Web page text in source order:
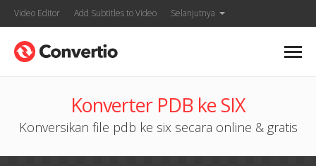
Video Editor Add Subtitles to Video Selanjutnya
Konverter PDB ke SIX
Konversikan file pdb ke six secara online & gratis